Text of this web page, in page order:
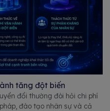
tăng đột biến
đổi thường đòi hỏi chi phí
đào tạo nhân sự và cả